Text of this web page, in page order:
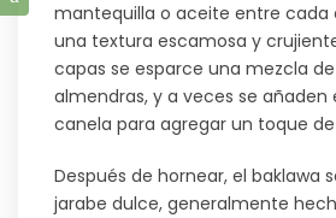
mantequilla o aceite entre cada
una textura escamosa y
capas se esparce una mezcla
almendras, y a veces se añaden
canela para agregar un toque de
Después de hornear, el baklawa
jarabe dulce, generalmente